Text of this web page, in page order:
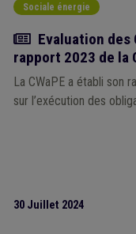
Sociale énergie
Actualité
Evaluation des
rapport 2023 de la
La CWaPE a établi son
sur l’exécution des
30 Juillet 2024